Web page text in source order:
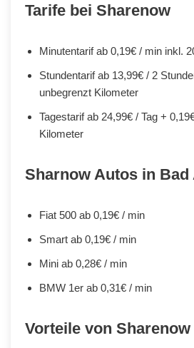
Tarife bei Sharenow
Minutentarif ab 0,19€ / min inkl.
Stundentarif ab 13,99€ / 2
unbegrenzt Kilometer
Tagestarif ab 24,99€ / Tag +
Kilometer
Sharnow Autos in Bad
Fiat 500 ab 0,19€ / min
Smart ab 0,19€ / min
Mini ab 0,28€ / min
BMW 1er ab 0,31€ / min
Vorteile von Sharenow